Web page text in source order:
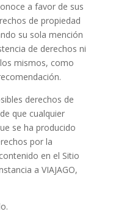
a favor de sus
de propiedad
su sola mención
de derechos ni
mismos, como
derechos de
que cualquier
se ha producido
por la
en el Sitio
a VIAJAGO,